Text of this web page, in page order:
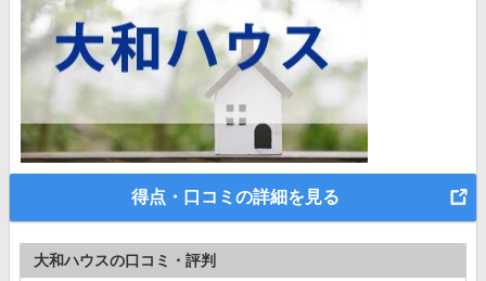
得点・口コミの詳細を見る
大和ハウスの口コミ・評判